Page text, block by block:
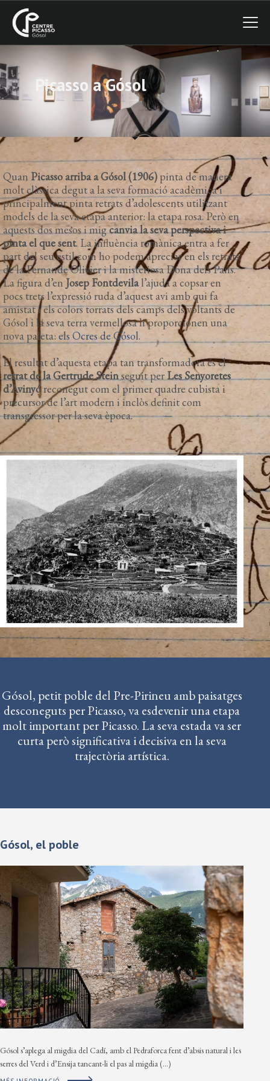
Picasso a Gósol
CENTRE PICASSO GÓSOL
VISITA
EL CENTRE
NOVETATS
Quan Picasso arriba a Gósol (1906) pinta de manera
molt clàssica degut a la seva formació acadèmica i
principalment pinta retrats d’adolescents utilitzant
models de la seva etapa anterior: la etapa rosa. Però en
aquests dos mesos i migcanvia la seva perspectiva i
pinta el que sent. La influència romànica entra a fer
part del seu estil com ho podem apreciar en els retrats
de la Fernande Olivier i la misteriosa Dona dels Pans.
La figura d’en Josep Fontdevilal’ajuda a copsar en
pocs trets l’expressió ruda d’aquest avi amb qui fa
amistat i els colors torrats dels camps dels voltants de
Gósol i la seva terra vermellosa li proporcionen una
nova paleta: els Ocres de Gósol.
El resultat d’aquesta etapa tan transformadora és el
retrat de la Gertrude Steinseguit per Les Senyoretes
d’Avinyóreconegut com el primer quadre cubista i
precursor de l’art modern i inclòs definit com
transgressor per la seva època.
Gósol, petit poble del Pre-Pirineu amb paisatges
desconeguts per Picasso, va esdevenir una etapa
molt important per Picasso. La seva estada va ser
curta però significativa i decisiva en la seva
trajectòria artística.
Gósol, el poble
Gósol s’aplega al migdia del Cadí, amb el Pedraforca fent d’absis natural i les
serres del Verd i d’Ensija tancant-li el pas al migdia (…)